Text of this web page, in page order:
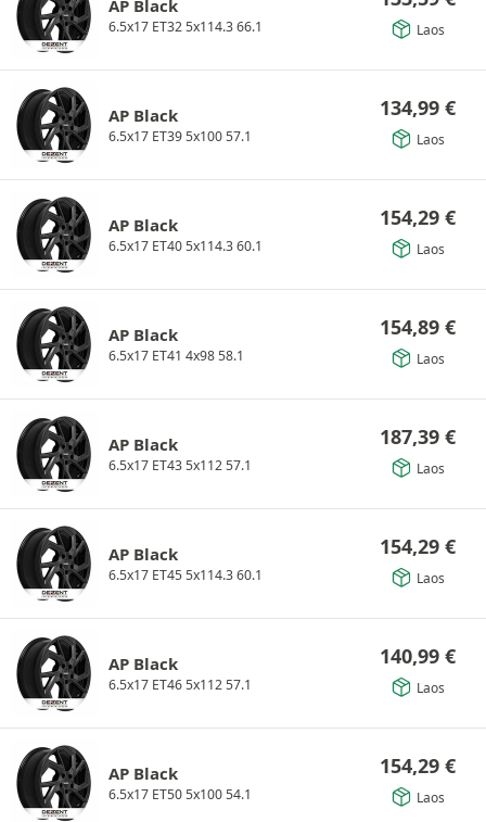
AP Black
6.5x17 ET32 5x114.3 66.1 Laos
AP Black
6.5x17 ET39 5x100 57.1
134,99 €
Laos
AP Black
6.5x17 ET40 5x114.3 60.1
154,29 €
Laos
AP Black
6.5x17 ET41 4x98 58.1
154,89 €
Laos
AP Black
6.5x17 ET43 5x112 57.1
187,39 €
Laos
AP Black
6.5x17 ET45 5x114.3 60.1
154,29 €
Laos
AP Black
6.5x17 ET46 5x112 57.1
140,99 €
Laos
AP Black
6.5x17 ET50 5x100 54.1
154,29 €
Laos